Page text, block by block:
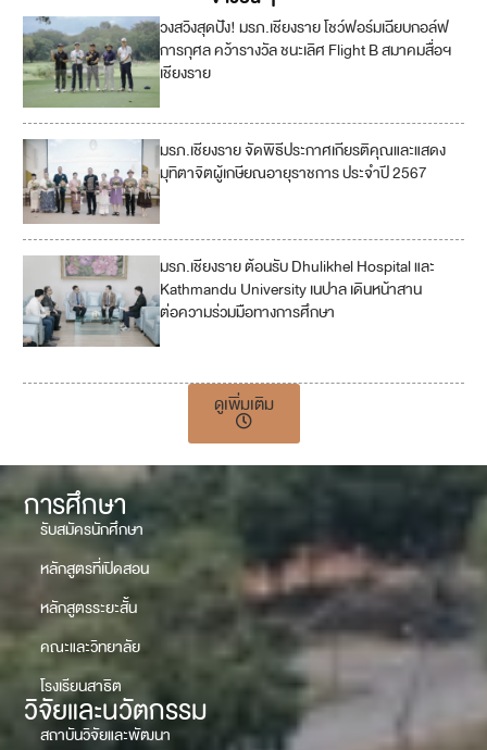
วงสวิงสุดปัง! มรภ.เชียงราย โชว์ฟอร์มเฉียบกอล์ฟ
การกุศล คว้ารางวัล ชนะเลิศ Flight B สมาคมสื่อฯ
เชียงราย
มรภ.เชียงราย จัดพิธีประกาศเกียรติคุณและแสดง
มุทิตาจิตผู้เกษียณอายุราชการ ประจำปี 2567
มรภ.เชียงราย ต้อนรับ Dhulikhel Hospital และ
Kathmandu University เนปาล เดินหน้าสาน
ต่อความร่วมมือทางการศึกษา
ดูเพิ่มเติม
การศึกษา
รับสมัครนักศึกษา
หลักสูตรที่เปิดสอน
หลักสูตรระยะสั้น
คณะและวิทยาลัย
โรงเรียนสาธิต
วิจัยและนวัตกรรม
สถาบันวิจัยและพัฒนา